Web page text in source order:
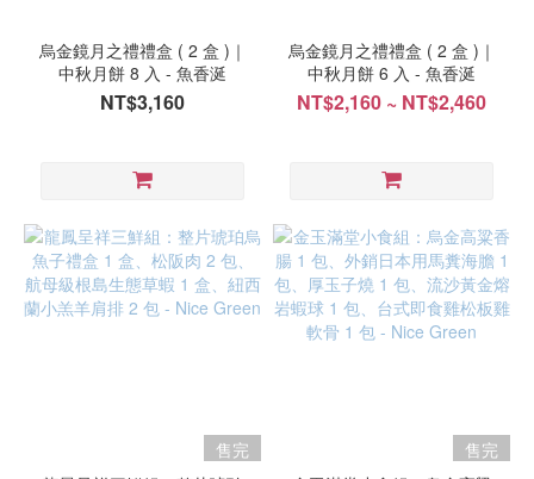
烏金鏡月之禮禮盒 ( 2 盒 )｜
中秋月餅 8 入 - 魚香涎
NT$3,160
烏金鏡月之禮禮盒 ( 2 盒 )｜
中秋月餅 6 入 - 魚香涎
NT$2,160 ~ NT$2,460
售完
售完